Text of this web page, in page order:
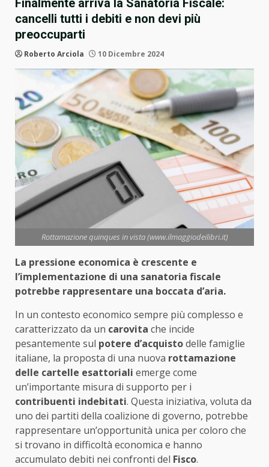
Finalmente arriva la Sanatoria Fiscale:
cancelli tutti i debiti e non devi più
preoccuparti
Roberto Arciola 10 Dicembre 2024
Rottamazione quinques in vista (www.ilmaggiodeilibri.it)
La pressione economica è crescente e
l’implementazione di una sanatoria fiscale
potrebbe rappresentare una boccata d’aria.
In un contesto economico sempre più complesso e
caratterizzato da un carovita che incide
pesantemente sul potere d’acquistodelle famiglie
italiane, la proposta di una nuova rottamazione
delle cartelle esattoriali emerge come
un’importante misura di supporto per i
contribuenti indebitati. Questa iniziativa, voluta da
uno dei partiti della coalizione di governo, potrebbe
rappresentare un’opportunità unica per coloro che
si trovano in difficoltà economica e hanno
accumulato debiti nei confronti del Fisco.